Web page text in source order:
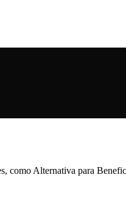
como Alternativa para